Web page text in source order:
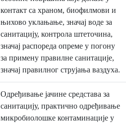
контакт са храном, биофилмови и
њихово уклањање, значај воде за
санитацију, контрола штеточина,
значај распореда опреме у погону
за примену правилне санитације,
значај правилног струјања ваздуха.
Одређивање јачине средстава за
санитацију, практично одређивање
микробиолошке контаминације у